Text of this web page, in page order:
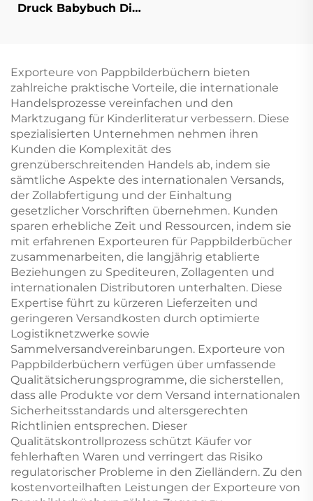
Druck Babybuch Die
Hartdeckel
Exporteure von Pappbilderbüchern bieten
zahlreiche praktische Vorteile, die internationale
Handelsprozesse vereinfachen und den
Marktzugang für Kinderliteratur verbessern. Diese
spezialisierten Unternehmen nehmen ihren
Kunden die Komplexität des
grenzüberschreitenden Handels ab, indem sie
sämtliche Aspekte des internationalen Versands,
der Zollabfertigung und der Einhaltung
gesetzlicher Vorschriften übernehmen. Kunden
sparen erhebliche Zeit und Ressourcen, indem sie
mit erfahrenen Exporteuren für Pappbilderbücher
zusammenarbeiten, die langjährig etablierte
Beziehungen zu Spediteuren, Zollagenten und
internationalen Distributoren unterhalten. Diese
Expertise führt zu kürzeren Lieferzeiten und
geringeren Versandkosten durch optimierte
Logistiknetzwerke sowie
Sammelversandvereinbarungen. Exporteure von
Pappbilderbüchern verfügen über umfassende
Qualitätsicherungsprogramme, die sicherstellen,
dass alle Produkte vor dem Versand internationalen
Sicherheitsstandards und altersgerechten
Richtlinien entsprechen. Dieser
Qualitätskontrollprozess schützt Käufer vor
fehlerhaften Waren und verringert das Risiko
regulatorischer Probleme in den Zielländern. Zu den
kostenvorteilhaften Leistungen der Exporteure von